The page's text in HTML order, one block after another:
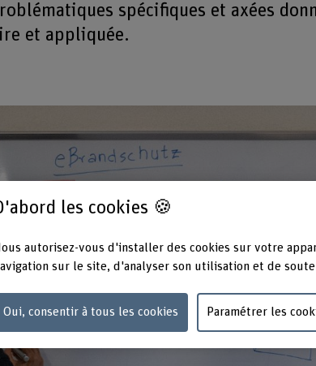
spécifiques et axées
et appliquée.
les cookies 🍪
autorisez-vous d'installer des cookies sur votre
sur le site, d'analyser son utilisation et de
Oui, consentir à tous les cookies Paramétrer les